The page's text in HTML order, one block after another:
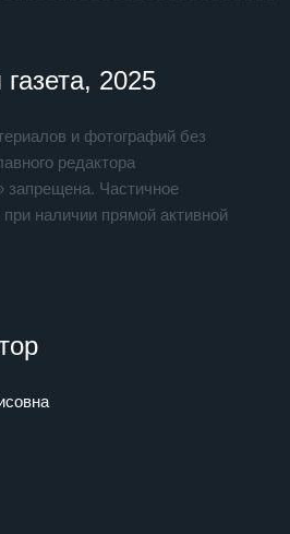
2025
и фотографий без
редактора
запрещена. Частичное
наличии прямой активной